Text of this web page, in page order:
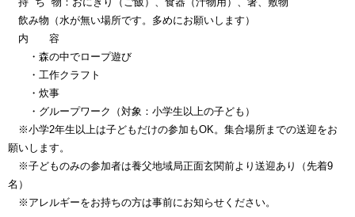
飲み物（水が無い場所です。多めにお願いします）
内 容
・森の中でロープ遊び
・工作クラフト
・炊事
・グループワーク（対象：小学生以上の子ども）
※小学2年生以上は子どもだけの参加もOK。集合場所までの送迎をお
願いします。
※子どものみの参加者は養父地域局正面玄関前より送迎あり（先着9
名）
※アレルギーをお持ちの方は事前にお知らせください。